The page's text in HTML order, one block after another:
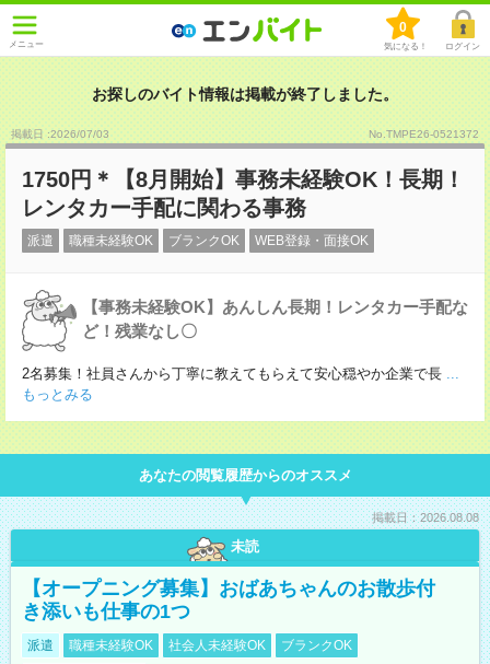
メニュー
0
気になる！ ログイン
お探しのバイト情報は掲載が終了しました。
掲載日 :2026/07/03 No.TMPE26-0521372
1750円＊【8月開始】事務未経験OK！長期！
レンタカー手配に関わる事務
派遣 職種未経験OK ブランクOK WEB登録・面接OK
【事務未経験OK】あんしん長期！レンタカー手配な
ど！残業なし〇
2名募集！社員さんから丁寧に教えてもらえて安心穏やか企業で長 ...
もっとみる
あなたの閲覧履歴からのオススメ
掲載日：2026.08.08
未読
【オープニング募集】おばあちゃんのお散歩付
き添いも仕事の1つ
派遣 職種未経験OK 社会人未経験OK
ブランクOK